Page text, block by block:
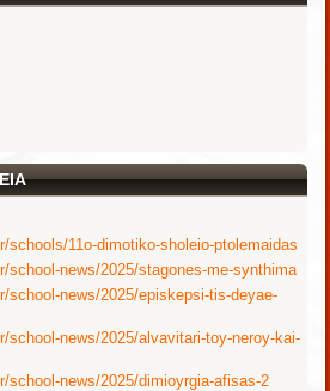
schools/11o-dimotiko-sholeio-ptolemaidas
school-news/2025/stagones-me-synthima
school-news/2025/episkepsi-tis-deyae-
school-news/2025/alvavitari-toy-neroy-kai-
school-news/2025/dimioyrgia-afisas-2